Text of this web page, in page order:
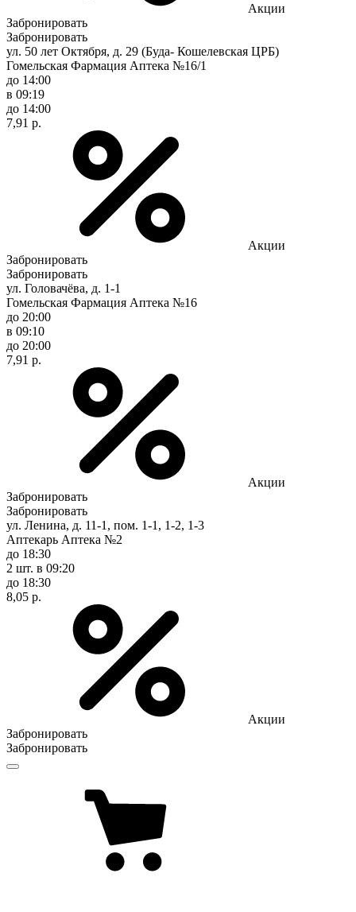
Акции
Забронировать
Забронировать
ул. 50 лет Октября, д. 29 (Буда- Кошелевская ЦРБ)
Гомельская Фармация Аптека №16/1
до 14:00
в 09:19
до 14:00
7,91 р.
Акции
Забронировать
Забронировать
ул. Головачёва, д. 1-1
Гомельская Фармация Аптека №16
до 20:00
в 09:10
до 20:00
7,91 р.
Акции
Забронировать
Забронировать
ул. Ленина, д. 11-1, пом. 1-1, 1-2, 1-3
Аптекарь Аптека №2
до 18:30
2 шт. в 09:20
до 18:30
8,05 р.
Акции
Забронировать
Забронировать